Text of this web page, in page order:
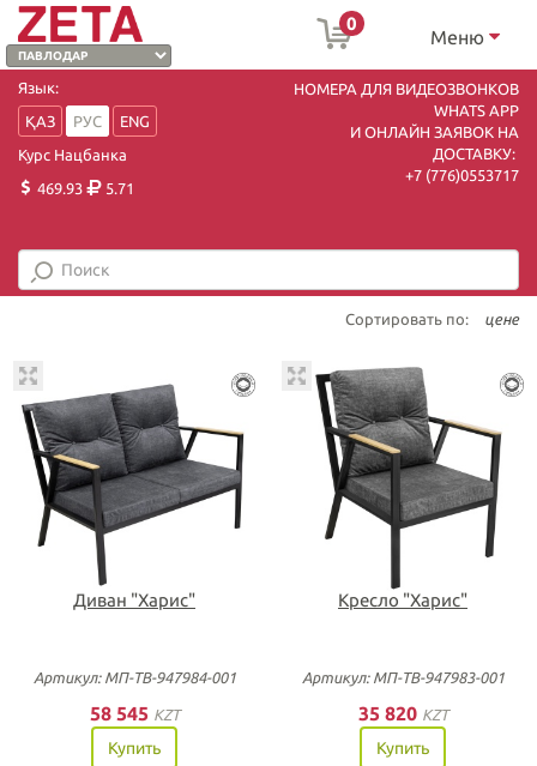
0
Меню
Язык:
ҚАЗ
РУС
ENG
Курс Нацбанка
469.93
5.71
НОМЕРА ДЛЯ ВИДЕОЗВОНКОВ
WHATS APP
И ОНЛАЙН ЗАЯВОК НА
ДОСТАВКУ:
+7 (776)0553717
Сортировать по: цене
Диван "Харис"
Артикул: МП-ТВ-947984-001
58 545 KZT
Купить
Кресло "Харис"
Артикул: МП-ТВ-947983-001
35 820 KZT
Купить